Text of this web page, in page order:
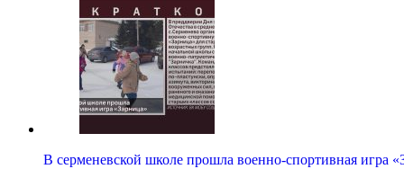
В серменевской школе прошла военно-спортивная игра